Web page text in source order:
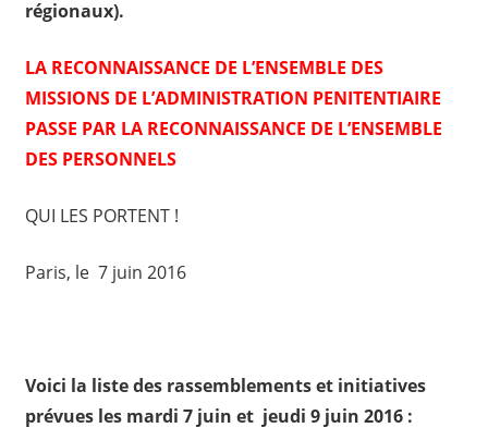
régionaux).
LA RECONNAISSANCE DE L’ENSEMBLE DES
MISSIONS DE L’ADMINISTRATION PENITENTIAIRE
PASSE PAR LA RECONNAISSANCE DE L’ENSEMBLE
DES PERSONNELS
QUI LES PORTENT !
Paris, le 7 juin 2016
Voici la liste des rassemblements et initiatives
prévues les mardi 7 juin et jeudi 9 juin 2016 :